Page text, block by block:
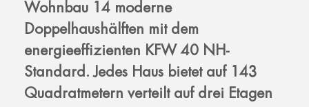
Wohnbau 14 moderne
Doppelhaushälften mit dem
energieeffizienten KFW 40 NH-
Standard. Jedes Haus bietet auf 143
Quadratmetern verteilt auf drei Etagen